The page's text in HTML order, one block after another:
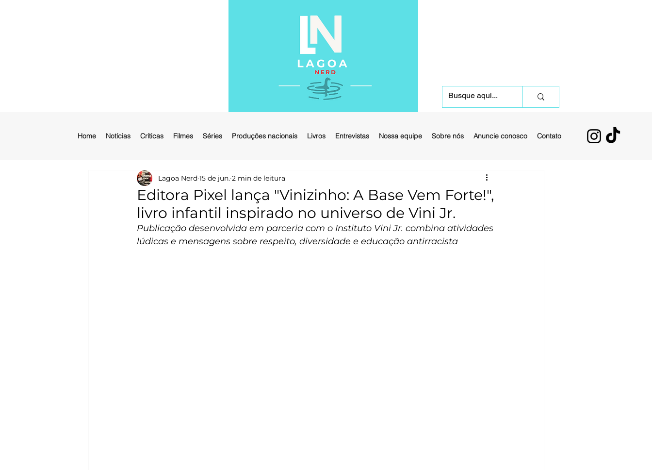
Home Notícias Críticas Filmes Séries Produções nacionais Livros Entrevistas Nossa equipe Sobre nós Anuncie conosco Contato
Editora Pixel lança "Vinizinho: A Base Vem Forte!",
livro infantil inspirado no universo de Vini Jr.
Lagoa Nerd 15 de jun. 2 min de leitura
Publicação desenvolvida em parceria com o Instituto Vini Jr. combina atividades
lúdicas e mensagens sobre respeito, diversidade e educação antirracista